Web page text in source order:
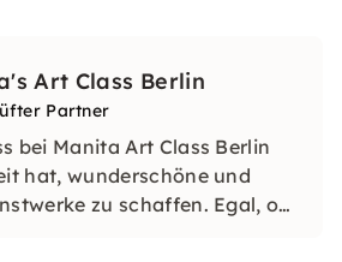
Art Class Berlin
Partner
bei Manita Art Class Berlin
hat, wunderschöne und
zu schaffen. Egal, ob